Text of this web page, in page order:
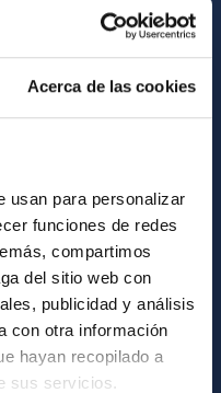
Acerca de las cookies
usan para personalizar
funciones de redes
compartimos
del sitio web con
publicidad y análisis
con otra información
hayan recopilado a
sus servicios.